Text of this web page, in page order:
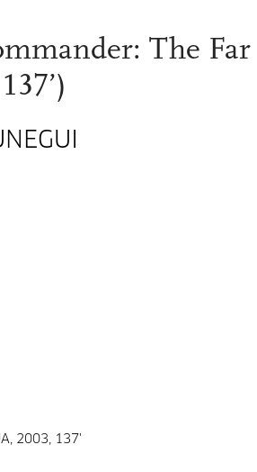
The Far
2003, 137'